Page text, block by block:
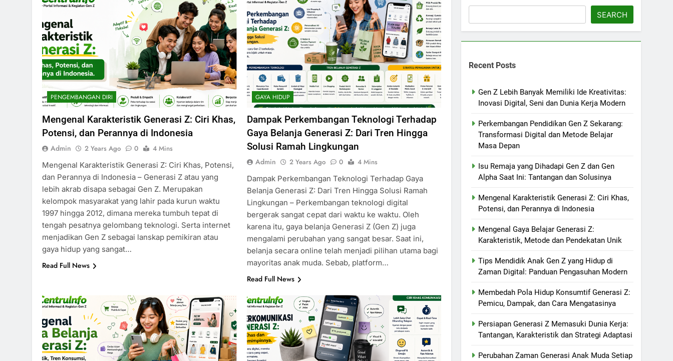
PENGEMBANGAN DIRI
Mengenal Karakteristik Generasi Z: Ciri Khas,
Potensi, dan Perannya di Indonesia
Admin 2 Years Ago 0
4 Mins
Mengenal Karakteristik Generasi Z: Ciri Khas, Potensi,
dan Perannya di Indonesia – Generasi Z atau yang
lebih akrab disapa sebagai Gen Z. Merupakan
kelompok masyarakat yang lahir pada kurun waktu
1997 hingga 2012, dimana mereka tumbuh tepat di
tengah pesatnya gelombang teknologi. Serta internet
menjadikan Gen Z sebagai lanskap pemikiran atau
gaya hidup yang sangat…
Read Full News
GAYA HIDUP
Dampak Perkembangan Teknologi Terhadap
Gaya Belanja Generasi Z: Dari Tren Hingga
Solusi Ramah Lingkungan
Admin 2 Years Ago 0
4 Mins
Dampak Perkembangan Teknologi Terhadap Gaya
Belanja Generasi Z: Dari Tren Hingga Solusi Ramah
Lingkungan – Perkembangan teknologi digital
bergerak sangat cepat dari waktu ke waktu. Oleh
karena itu, gaya belanja Generasi Z (Gen Z) juga
mengalami perubahan yang sangat besar. Saat ini,
belanja secara online telah menjadi pilihan utama bagi
mayoritas anak muda. Sebab, platform…
Read Full News
SEARCH
Recent Posts
Gen Z Lebih Banyak Memiliki Ide Kreativitas:
Inovasi Digital, Seni dan Dunia Kerja Modern
Perkembangan Pendidikan Gen Z Sekarang:
Transformasi Digital dan Metode Belajar
Masa Depan
Isu Remaja yang Dihadapi Gen Z dan Gen
Alpha Saat Ini: Tantangan dan Solusinya
Mengenal Karakteristik Generasi Z: Ciri Khas,
Potensi, dan Perannya di Indonesia
Mengenal Gaya Belajar Generasi Z:
Karakteristik, Metode dan Pendekatan Unik
Tips Mendidik Anak Gen Z yang Hidup di
Zaman Digital: Panduan Pengasuhan Modern
Membedah Pola Hidup Konsumtif Generasi Z:
Pemicu, Dampak, dan Cara Mengatasinya
Persiapan Generasi Z Memasuki Dunia Kerja:
Tantangan, Karakteristik dan Strategi Adaptasi
Perubahan Zaman Generasi Anak Muda Setiap